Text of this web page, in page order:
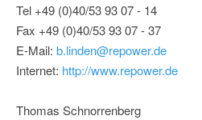
Tel +49 (0)40/53 93 07 - 14
Fax +49 (0)40/53 93 07 - 37
E-Mail: b.linden@repower.de
Internet: http://www.repower.de
Thomas Schnorrenberg